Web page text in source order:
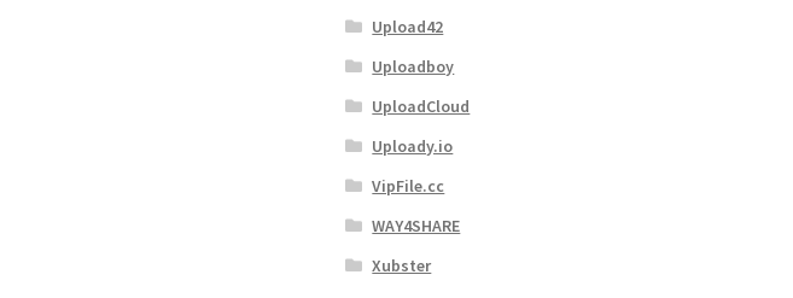
Upload42
Uploadboy
UploadCloud
Uploady.io
VipFile.cc
WAY4SHARE
Xubster